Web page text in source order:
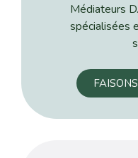
Médiateurs
spécialisées